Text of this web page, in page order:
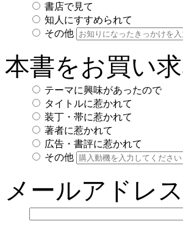
書店で見て
知人にすすめられて
その他
本書をお買い
テーマに興味があったので
タイトルに惹かれて
装丁・帯に惹かれて
著者に惹かれて
広告・書評に惹かれて
その他
メールアドレス